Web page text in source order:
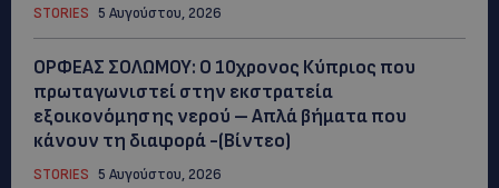
STORIES 5 Αυγούστου, 2026
ΟΡΦΕΑΣ ΣΟΛΩΜΟΥ: Ο 10χρονος Κύπριος που
πρωταγωνιστεί στην εκστρατεία
εξοικονόμησης νερού – Απλά βήματα που
κάνουν τη διαφορά -(Βίντεο)
STORIES 5 Αυγούστου, 2026